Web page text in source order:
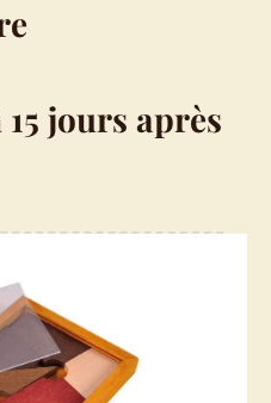
15 jours après